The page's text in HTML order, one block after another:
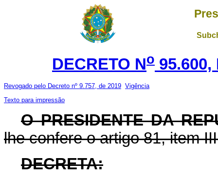
DECRETO No 95.600,
Revogado pelo Decreto nº 9.757, de 2019 Vigência
Texto para impressão
O PRESIDENTE DA
lhe confere o artigo 81, item
DECRETA: